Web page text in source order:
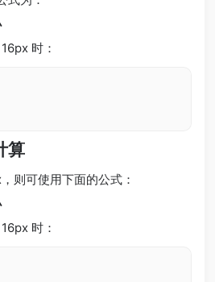
时：
算
则可使用下面的公式：
时：